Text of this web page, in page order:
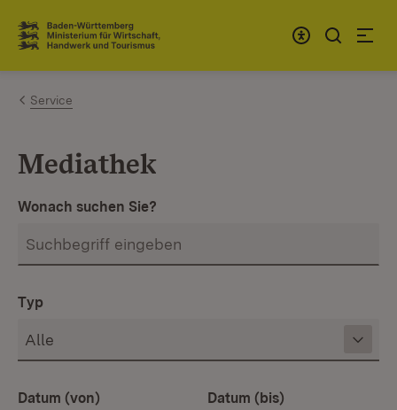
Zum Inhalt springen
Link zur Startseite
Service
Mediathek
Wonach suchen Sie?
Typ
Datum (von) Datum (bis)